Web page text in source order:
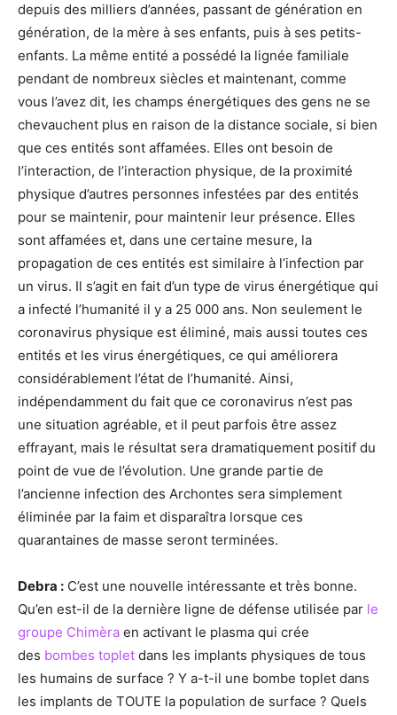
depuis des milliers d’années, passant de génération en
génération, de la mère à ses enfants, puis à ses petits-
enfants. La même entité a possédé la lignée familiale
pendant de nombreux siècles et maintenant, comme
vous l’avez dit, les champs énergétiques des gens ne se
chevauchent plus en raison de la distance sociale, si bien
que ces entités sont affamées. Elles ont besoin de
l’interaction, de l’interaction physique, de la proximité
physique d’autres personnes infestées par des entités
pour se maintenir, pour maintenir leur présence. Elles
sont affamées et, dans une certaine mesure, la
propagation de ces entités est similaire à l’infection par
un virus. Il s’agit en fait d’un type de virus énergétique qui
a infecté l’humanité il y a 25 000 ans. Non seulement le
coronavirus physique est éliminé, mais aussi toutes ces
entités et les virus énergétiques, ce qui améliorera
considérablement l’état de l’humanité. Ainsi,
indépendamment du fait que ce coronavirus n’est pas
une situation agréable, et il peut parfois être assez
effrayant, mais le résultat sera dramatiquement positif du
point de vue de l’évolution. Une grande partie de
l’ancienne infection des Archontes sera simplement
éliminée par la faim et disparaîtra lorsque ces
quarantaines de masse seront terminées.
Debra : C’est une nouvelle intéressante et très bonne.
Qu’en est-il de la dernière ligne de défense utilisée par le
groupe Chimèra en activant le plasma qui crée
des bombes toplet dans les implants physiques de tous
les humains de surface ? Y a-t-il une bombe toplet dans
les implants de TOUTE la population de surface ? Quels